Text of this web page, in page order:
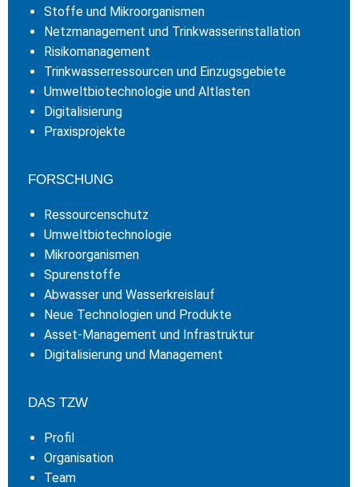
Stoffe und Mikroorganismen
Netzmanagement und Trinkwasserinstallation
Risikomanagement
Trinkwasserressourcen und Einzugsgebiete
Umweltbiotechnologie und Altlasten
Digitalisierung
Praxisprojekte
FORSCHUNG
Ressourcenschutz
Umweltbiotechnologie
Mikroorganismen
Spurenstoffe
Abwasser und Wasserkreislauf
Neue Technologien und Produkte
Asset-Management und Infrastruktur
Digitalisierung und Management
DAS TZW
Profil
Organisation
Team